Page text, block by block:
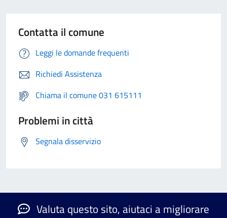
Contatta il comune
Leggi le domande frequenti
Richiedi Assistenza
Chiama il comune 031 615111
Problemi in città
Segnala disservizio
Valuta questo sito, aiutaci a migliorare